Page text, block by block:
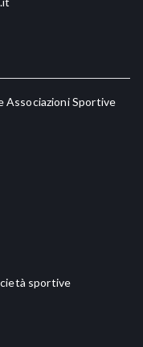
Associazioni Sportive
sportive